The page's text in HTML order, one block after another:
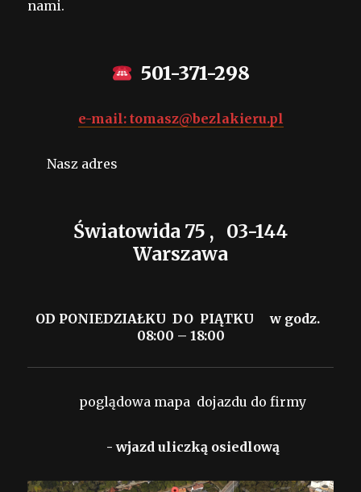
nami.
501-371-298
e-mail: tomasz@bezlakieru.pl
Nasz adres
Światowida 75 , 03-144
Warszawa
OD PONIEDZIAŁKU DO PIĄTKUw godz.
08:00 – 18:00
poglądowa mapa dojazdu do firmy
- wjazd uliczką osiedlową